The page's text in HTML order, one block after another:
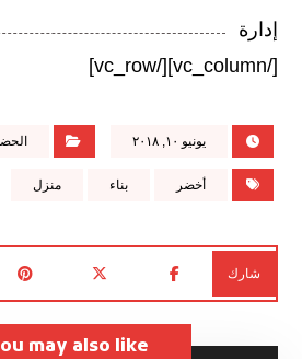
إدارة
[/vc_column][/vc_row]
يونيو ١٠, ٢٠١٨
أخضر بناء منزل
may also like ...